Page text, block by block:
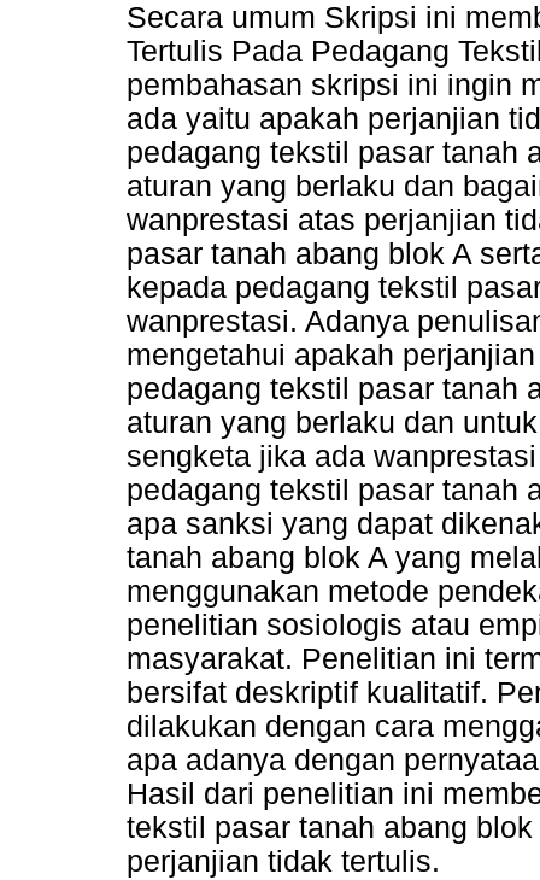
Secara umum Skripsi ini
Tertulis Pada Pedagang
pembahasan skripsi ini ingin
ada yaitu apakah perjanjian
pedagang tekstil pasar tanah
aturan yang berlaku dan
wanprestasi atas perjanjian
pasar tanah abang blok A
kepada pedagang tekstil
wanprestasi. Adanya
mengetahui apakah
pedagang tekstil pasar tanah
aturan yang berlaku dan
sengketa jika ada
pedagang tekstil pasar tanah
apa sanksi yang dapat
tanah abang blok A yang
menggunakan metode
penelitian sosiologis atau
masyarakat. Penelitian ini
bersifat deskriptif kualitatif.
dilakukan dengan cara
apa adanya dengan
Hasil dari penelitian ini
tekstil pasar tanah abang
perjanjian tidak tertulis.